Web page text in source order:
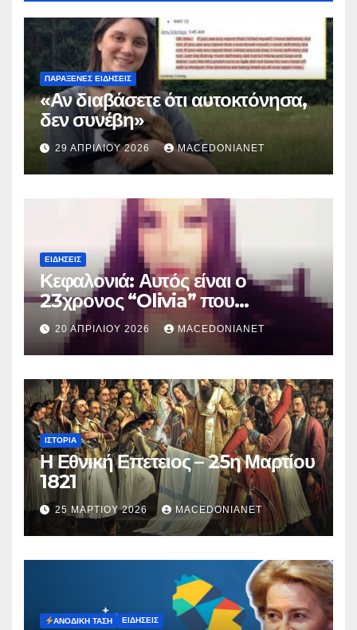
ΠΑΡΆΞΕΝΕΣ ΕΙΔΉΣΕΙΣ
«Αν διαβάσετε ότι αυτοκτόνησα,
δεν συνέβη»
29 ΑΠΡΙΛΊΟΥ 2026 MACEDONIANET
ΕΙΔΉΣΕΙΣ
Κεφαλονιά: Αυτός είναι ο
23χρονος “Olivia” που
κατηγορείται για τον θάνατο της
Μυρτούς
20 ΑΠΡΙΛΊΟΥ 2026 MACEDONIANET
ΙΣΤΟΡΊΑ
Η Εθνική Επετειος – 25η Μαρτίου
1821
25 ΜΑΡΤΊΟΥ 2026 MACEDONIANET
ΑΝΟΔΙΚΉ ΤΆΣΗ ΕΙΔΉΣΕΙΣ